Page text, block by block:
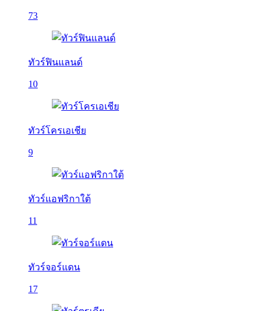
73
ทัวร์ฟินแลนด์
10
ทัวร์โครเอเชีย
9
ทัวร์แอฟริกาใต้
11
ทัวร์จอร์แดน
17